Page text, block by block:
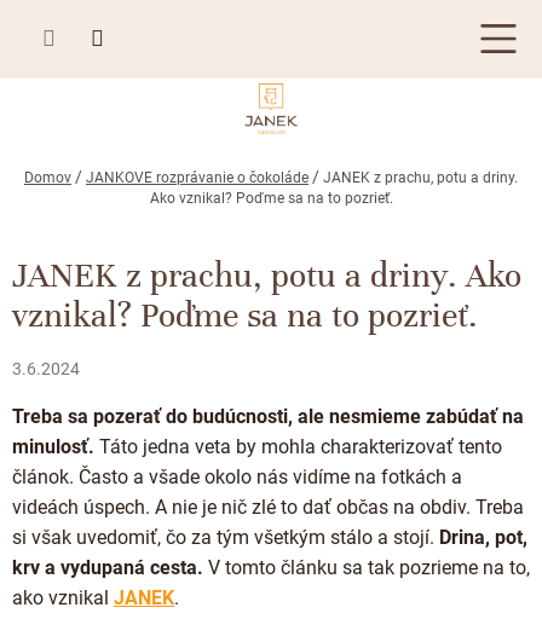
TABUĽKOVÁ ČOKOLÁDA
Mliečna čokoláda
Horká čokoláda
Čokoláda Passion
Lámaná čokoláda
Bonboniéry
Kusové pralinky a hľuzovky
ČOKOLÁDOVÉ ŠPECIALITY
Čokoládové lízanky
Čokoládové srdiečka
Čokoládové figúrky
Čokoládové krémy
Cibuľové chutney
Proteínová čokoláda
Čokoládové náradie
ZÁKAZKOVÁ VÝROBA
Letné darčeky
Svadobné čokolády
Narodeniny
Valentínske čokolády
KAKAOVÉ VÝROBKY
Kakaové maslo
Kakaová hmota
Domov JANKOVE rozprávanie o čokoláde
JANEK z prachu, potu a driny.
Ako vznikal? Poďme sa na to pozrieť.
JANEK z prachu, potu a driny. Ako
vznikal? Poďme sa na to pozrieť.
3.6.2024
Treba sa pozerať do budúcnosti, ale nesmieme zabúdať na
minulosť. Táto jedna veta by mohla charakterizovať tento
článok. Často a všade okolo nás vidíme na fotkách a
videách úspech. A nie je nič zlé to dať občas na obdiv. Treba
si však uvedomiť, čo za tým všetkým stálo a stojí. Drina, pot,
krv a vydupaná cesta. V tomto článku sa tak pozrieme na to,
ako vznikal JANEK.